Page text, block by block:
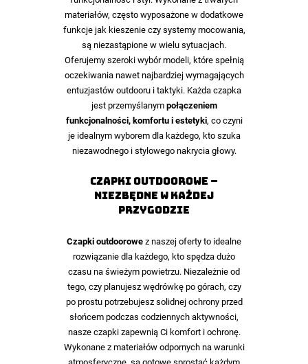
materiałów, często wyposażone w dodatkowe
funkcje jak kieszenie czy systemy mocowania,
są niezastąpione w wielu sytuacjach.
Oferujemy szeroki wybór modeli, które spełnią
oczekiwania nawet najbardziej wymagających
entuzjastów outdooru i taktyki. Każda czapka
jest przemyślanym połączeniem
funkcjonalności, komfortu i estetyki, co czyni
je idealnym wyborem dla każdego, kto szuka
niezawodnego i stylowego nakrycia głowy.
Czapki outdoorowe –
niezbędne w każdej
przygodzie
Czapki outdoorowe z naszej oferty to idealne
rozwiązanie dla każdego, kto spędza dużo
czasu na świeżym powietrzu. Niezależnie od
tego, czy planujesz wędrówkę po górach, czy
po prostu potrzebujesz solidnej ochrony przed
słońcem podczas codziennych aktywności,
nasze czapki zapewnią Ci komfort i ochronę.
Wykonane z materiałów odpornych na warunki